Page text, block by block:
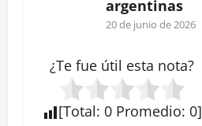
argentinas
20 de junio de 2026
¿Te fue útil esta nota?
[Total: 0 Promedio: 0]